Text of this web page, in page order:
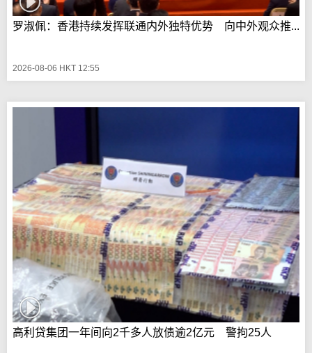
罗淑佩：香港持续发挥联通内外独特优势 向中外观众推...
2026-08-06 HKT 12:55
高利贷集团一年间向2千多人放债逾2亿元 警拘25人